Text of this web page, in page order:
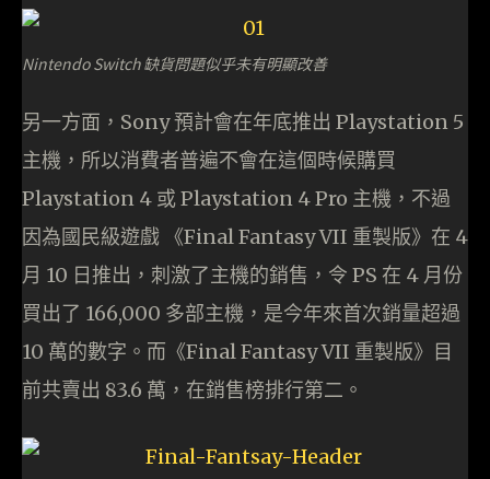
Nintendo Switch 缺貨問題似乎未有明顯改善
另一方面，Sony 預計會在年底推出 Playstation 5
主機，所以消費者普遍不會在這個時候購買
Playstation 4 或 Playstation 4 Pro 主機，不過
因為國民級遊戲 《Final Fantasy VII 重製版》在 4
月 10 日推出，刺激了主機的銷售，令 PS 在 4 月份
買出了 166,000 多部主機，是今年來首次銷量超過
10 萬的數字。而《Final Fantasy VII 重製版》目
前共賣出 83.6 萬，在銷售榜排行第二。